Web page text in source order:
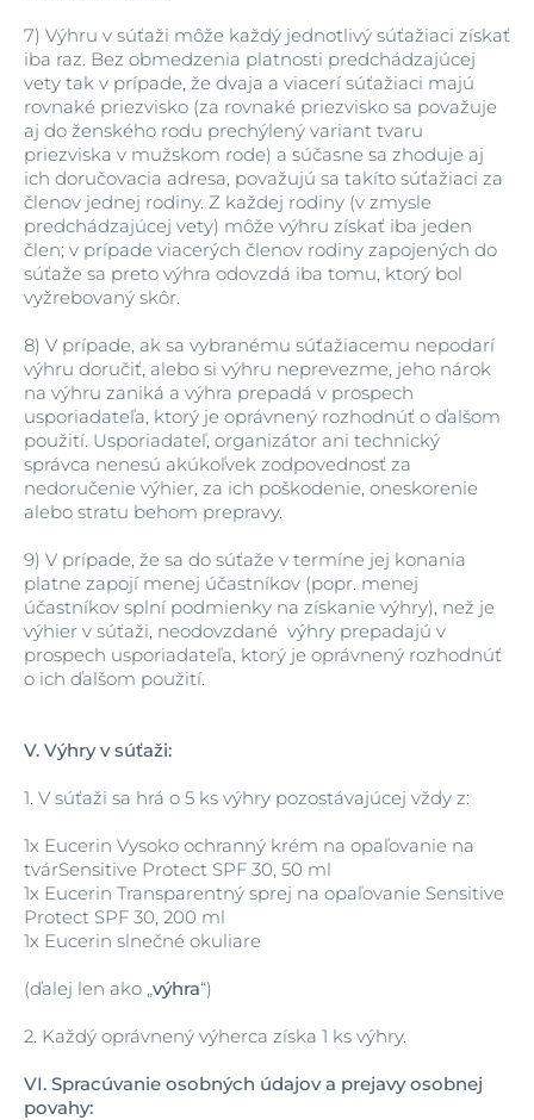
7) Výhru v súťaži môže každý jednotlivý súťažiaci získať
iba raz. Bez obmedzenia platnosti predchádzajúcej
vety tak v prípade, že dvaja a viacerí súťažiaci majú
rovnaké priezvisko (za rovnaké priezvisko sa považuje
aj do ženského rodu prechýlený variant tvaru
priezviska v mužskom rode) a súčasne sa zhoduje aj
ich doručovacia adresa, považujú sa takíto súťažiaci za
členov jednej rodiny. Z každej rodiny (v zmysle
predchádzajúcej vety) môže výhru získať iba jeden
člen; v prípade viacerých členov rodiny zapojených do
súťaže sa preto výhra odovzdá iba tomu, ktorý bol
vyžrebovaný skôr.
8) V prípade, ak sa vybranému súťažiacemu nepodarí
výhru doručiť, alebo si výhru neprevezme, jeho nárok
na výhru zaniká a výhra prepadá v prospech
usporiadateľa, ktorý je oprávnený rozhodnúť o ďalšom
použití. Usporiadateľ, organizátor ani technický
správca nenesú akúkoľvek zodpovednosť za
nedoručenie výhier, za ich poškodenie, oneskorenie
alebo stratu behom prepravy.
9) V prípade, že sa do súťaže v termíne jej konania
platne zapojí menej účastníkov (popr. menej
účastníkov splní podmienky na získanie výhry), než je
výhier v súťaži, neodovzdané výhry prepadajú v
prospech usporiadateľa, ktorý je oprávnený rozhodnúť
o ich ďalšom použití.
V. Výhry v súťaži:
1. V súťaži sa hrá o 5 ks výhry pozostávajúcej vždy z:
1x Eucerin Vysoko ochranný krém na opaľovanie na
tvárSensitive Protect SPF 30, 50 ml
1x Eucerin Transparentný sprej na opaľovanie Sensitive
Protect SPF 30, 200 ml
1x Eucerin slnečné okuliare
(ďalej len ako „výhra“)
2. Každý oprávnený výherca získa 1 ks výhry.
VI. Spracúvanie osobných údajov a prejavy osobnej
povahy: